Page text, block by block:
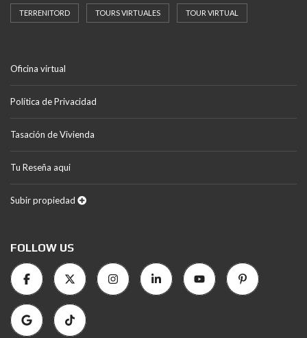
TERRENITORD TOURS VIRTUALES TOUR VIRTUAL
Oficina virtual
Política de Privacidad
Tasación de Vivienda
Tu Reseña aqui
Subir propiedad
FOLLOW US